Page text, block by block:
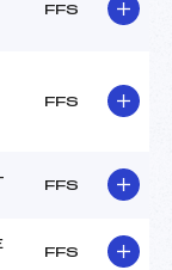
FFS
FFS
FFS
FFS